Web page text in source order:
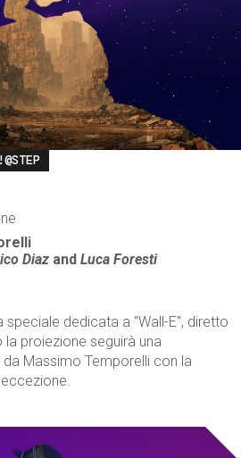
Diaz andLuca Foresti
speciale dedicata a "Wall-E", diretto
proiezione seguirà una
Massimo Temporelli con la